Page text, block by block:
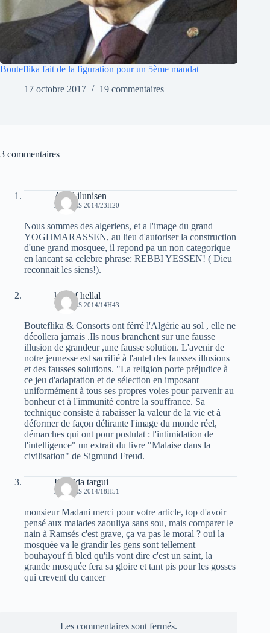
Bouteflika fait de la figuration pour un 5ème mandat
17 octobre 2017
19 commentaires
3 commentaires
Aksil ilunisen
22 MARS 2014/23H20
Nous sommes des algeriens, et a l'image du grand
YOGHMARASSEN, au lieu d'autoriser la construction
d'une grand mosquee, il repond pa un non categorique
en lancant sa celebre phrase: REBBI YESSEN! ( Dieu
reconnait les siens!).
khelaf hellal
24 MARS 2014/14H43
Bouteflika & Consorts ont férré l'Algérie au sol , elle ne
décollera jamais .Ils nous branchent sur une fausse
illusion de grandeur ,une fausse solution. L'avenir de
notre jeunesse est sacrifié à l'autel des fausses illusions
et des fausses solutions. "La religion porte préjudice à
ce jeu d'adaptation et de sélection en imposant
uniformément à tous ses propres voies pour parvenir au
bonheur et à l'immunité contre la souffrance. Sa
technique consiste à rabaisser la valeur de la vie et à
déformer de façon délirante l'image du monde réel,
démarches qui ont pour postulat : l'intimidation de
l'intelligence" un extrait du livre "Malaise dans la
civilisation" de Sigmund Freud.
Khalida targui
24 MARS 2014/18H51
monsieur Madani merci pour votre article, top d'avoir
pensé aux malades zaouliya sans sou, mais comparer le
nain à Ramsés c'est grave, ça va pas le moral ? oui la
mosquée va le grandir les gens sont tellement
bouhayouf fi bled qu'ils vont dire c'est un saint, la
grande mosquée fera sa gloire et tant pis pour les gosses
qui crevent du cancer
Les commentaires sont fermés.